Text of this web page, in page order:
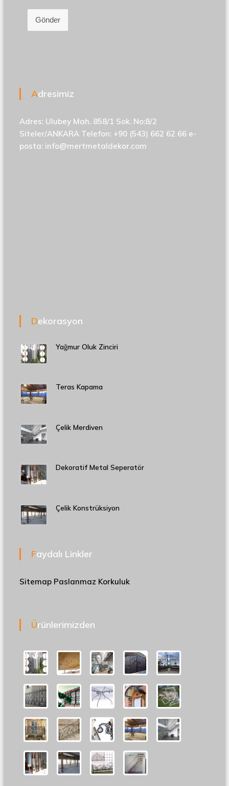
Gönder
Adresimiz
Adres: Ulubey Mah. 858/1 Sok. No:8/2
Siteler/ANKARA Telefon: +90 (543) 662 62 66 e-
posta: info@mertmetaldekor.com
Dekorasyon
Yağmur Oluk Zinciri
Teras Kapama
Çelik Merdiven
Dekoratif Metal Seperatör
Çelik Konstrüksiyon
Faydalı Linkler
Sitemap Paslanmaz Korkuluk
Ürünlerimizden